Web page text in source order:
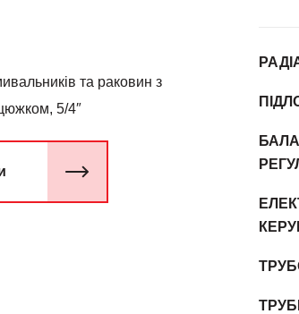
та раковин з
5/4″